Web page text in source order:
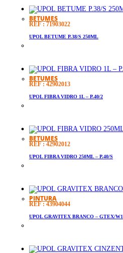
BETUMES
REF : 71903022
UPOL BETUME P.38/S 250ML
BETUMES
REF : 42902013
UPOL FIBRA VIDRO 1L – P.40/2
BETUMES
REF : 42902012
UPOL FIBRA VIDRO 250ML – P.40/S
PINTURA
REF : 43904044
UPOL GRAVITEX BRANCO – GTEX/W1